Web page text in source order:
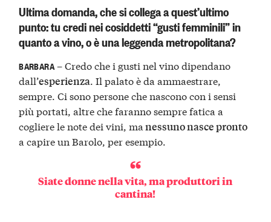
Ultima domanda, che si collega a quest’ultimo
punto: tu credi nei cosiddetti “gusti femminili” in
quanto a vino, o è una leggenda metropolitana?
BARBARA– Credo che i gusti nel vino dipendano
dall’esperienza. Il palato è da ammaestrare,
sempre. Ci sono persone che nascono con i sensi
più portati, altre che faranno sempre fatica a
cogliere le note dei vini, ma nessuno nasce pronto
a capire un Barolo, per esempio.
Siate donne nella vita, ma produttori in
cantina!